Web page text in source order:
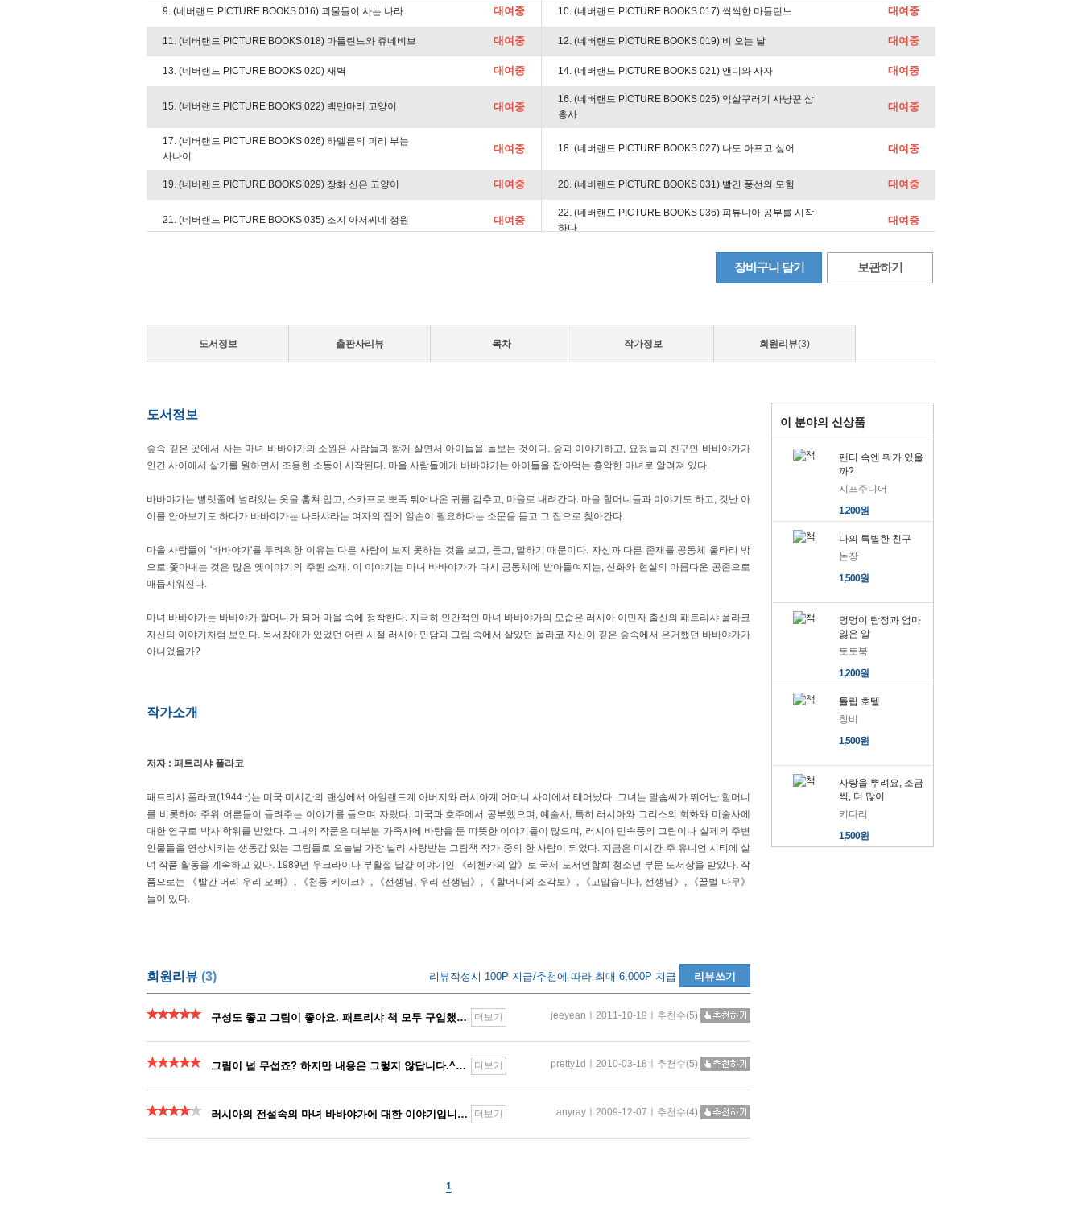
9. (네버랜드 PICTURE BOOKS 016) 괴물들이 사는 나라 대여중 10. (네버랜드 PICTURE BOOKS 017) 씩씩한 마들린느 대여중
11. (네버랜드 PICTURE BOOKS 018) 마들린느와 쥬네비브 대여중 12. (네버랜드 PICTURE BOOKS 019) 비 오는 날 대여중
13. (네버랜드 PICTURE BOOKS 020) 새벽 대여중 14. (네버랜드 PICTURE BOOKS 021) 앤디와 사자 대여중
15. (네버랜드 PICTURE BOOKS 022) 백만마리 고양이 대여중
16. (네버랜드 PICTURE BOOKS 025) 익살꾸러기 사냥꾼 삼
총사
대여중
17. (네버랜드 PICTURE BOOKS 026) 하멜른의 피리 부는
사나이
대여중 18. (네버랜드 PICTURE BOOKS 027) 나도 아프고 싶어 대여중
19. (네버랜드 PICTURE BOOKS 029) 장화 신은 고양이 대여중 20. (네버랜드 PICTURE BOOKS 031) 빨간 풍선의 모험 대여중
21. (네버랜드 PICTURE BOOKS 035) 조지 아저씨네 정원 대여중
22. (네버랜드 PICTURE BOOKS 036) 피튜니아 공부를 시작
하다
대여중
24. (네버랜드 PICTURE BOOKS 039) 바람이 불 때에 대여중
27. (네버랜드 PICTURE BOOKS 044) 잘 자요 달님 대여중 28. (네버랜드 PICTURE BOOKS 045) 피터의 의자
33. (네버랜드 PICTURE BOOKS 052) 펠리컨 34. (네버랜드 PICTURE BOOKS 053) 검피 아저씨의 뱃놀이
35. (네버랜드 PICTURE BOOKS 054) 검피 아저씨의 드라이
브
대여중
36. (네버랜드 PICTURE BOOKS 055) 꼬마 팀과 용감한 선
장
대여중
37. (네버랜드 PICTURE BOOKS 056) 케이티와 폭설 대여중
삽차
41. (네버랜드 PICTURE BOOKS 060) 미스 럼피우스 대여중 42. (네버랜드 PICTURE BOOKS 062) 회전목마
43. (네버랜드 PICTURE BOOKS 063) 서커스
45. (네버랜드 PICTURE BOOKS 065) 사냥꾼 하나 대여중
46. (네버랜드 PICTURE BOOKS 066) 어떻게 해가 하늘로
다시 돌아왔을까?
대여중
49. (네버랜드 PICTURE BOOKS 069) 부엉이와 보름달
대여중
56. (네버랜드 PICTURE BOOKS 077) 날 좀 도와 줘, 무지개
물고기
57. (네버랜드 PICTURE BOOKS 078) 황금거위 대여중 58. (네버랜드 PICTURE BOOKS 079) 우리동네 할머니
59. (네버랜드 PICTURE BOOKS 080) 창너머 대여중 60. (네버랜드 PICTURE BOOKS 081) 안녕 아가야
65. (네버랜드 PICTURE BOOKS 086) 사계절 대여중
66. (네버랜드 PICTURE BOOKS 087) 제프리초서의 챈티클
대여중
69. (네버랜드 PICTURE BOOKS 090) 길잃은 앵거스 대여중 70. (네버랜드 PICTURE BOOKS 091) 아주아주 많은 달
71. (네버랜드 PICTURE BOOKS 092) 시메옹을 찾아 주세요
: 셀레스틴느 이야기 1
대여중
72. (네버랜드 PICTURE BOOKS 093) 비오는 날의 소풍 : 셀
레스틴느 이야기 2
장바구니 담기 보관하기
도서정보 출판사리뷰 목차 작가정보 회원리뷰(3)
도서정보
숲속 깊은 곳에서 사는 마녀 바바야가의 소원은 사람들과 함께 살면서 아이들을 돌보는 것이다. 숲과 이야기하고, 요정들과 친구인 바바야가가
인간 사이에서 살기를 원하면서 조용한 소동이 시작된다. 마을 사람들에게 바바야가는 아이들을 잡아먹는 흉악한 마녀로 알려져 있다.
바바야가는 빨랫줄에 널려있는 옷을 훔쳐 입고, 스카프로 뽀족 튀어나온 귀를 감추고, 마을로 내려간다. 마을 할머니들과 이야기도 하고, 갓난 아
이를 안아보기도 하다가 바바야가는 나타샤라는 여자의 집에 일손이 필요하다는 소문을 듣고 그 집으로 찾아간다.
마을 사람들이 '바바야가'를 두려워한 이유는 다른 사람이 보지 못하는 것을 보고, 듣고, 말하기 때문이다. 자신과 다른 존재를 공동체 울타리 밖
으로 쫓아내는 것은 많은 옛이야기의 주된 소재. 이 이야기는 마녀 바바야가가 다시 공동체에 받아들여지는, 신화와 현실의 아름다운 공존으로
매듭지워진다.
마녀 바바야가는 바바야가 할머니가 되어 마을 속에 정착한다. 지극히 인간적인 마녀 바바야가의 모습은 러시아 이민자 출신의 패트리샤 폴라코
자신의 이야기처럼 보인다. 독서장애가 있었던 어린 시절 러시아 민담과 그림 속에서 살았던 폴라코 자신이 깊은 숲속에서 은거했던 바바야가가
아니었을가?
작가소개
저자 : 패트리샤 폴라코
패트리샤 폴라코(1944~)는 미국 미시간의 랜싱에서 아일랜드계 아버지와 러시아계 어머니 사이에서 태어났다. 그녀는 말솜씨가 뛰어난 할머니
를 비롯하여 주위 어른들이 들려주는 이야기를 들으며 자랐다. 미국과 호주에서 공부했으며, 예술사, 특히 러시아와 그리스의 회화와 미술사에
대한 연구로 박사 학위를 받았다. 그녀의 작품은 대부분 가족사에 바탕을 둔 따뜻한 이야기들이 많으며, 러시아 민속풍의 그림이나 실제의 주변
인물들을 연상시키는 생동감 있는 그림들로 오늘날 가장 널리 사랑받는 그림책 작가 중의 한 사람이 되었다. 지금은 미시간 주 유니언 시티에 살
며 작품 활동을 계속하고 있다. 1989년 우크라이나 부활절 달걀 이야기인 《레첸카의 알》로 국제 도서연합회 청소년 부문 도서상을 받았다. 작
품으로는 《빨간 머리 우리 오빠》, 《천둥 케이크》, 《선생님, 우리 선생님》, 《할머니의 조각보》, 《고맙습니다, 선생님》, 《꿀벌 나무》
들이 있다.
회원리뷰 (3) 리뷰작성시 100P 지급/추천에 따라 최대 6,000P 지급 리뷰쓰기
구성도 좋고 그림이 좋아요. 패트리샤 책 모두 구입했어요 재미있습니다. 사람을 겉 모습으 더보기 jeeyeanㅣ2011-10-19ㅣ추천수(5)
그림이 넘 무섭죠? 하지만 내용은 그렇지 않답니다.^^ 마음을 흐믓하게 해주네요. 좋은내 더보기 pretty1dㅣ2010-03-18ㅣ추천수(5)
러시아의 전설속의 마녀 바바야가에 대한 이야기입니다. 가슴이 따뜻해지는 이야기라서 우리 딸 더보기 anyrayㅣ2009-12-07ㅣ추천수(4)
1
이 분야의 신상품
팬티 속엔 뭐가 있을
까?
시프주니어
1,200원
나의 특별한 친구
논장
1,500원
멍멍이 탐정과 엄마
잃은 알
토토북
1,200원
튤립 호텔
창비
1,500원
사랑을 뿌려요, 조금
씩, 더 많이
키다리
1,500원